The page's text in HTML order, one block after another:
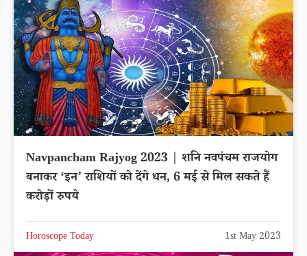
Navpancham Rajyog 2023 | शनि नवपंचम राजयोग
बनाकर ‘इन’ राशियों को देंगे धन, 6 मई से मिल सकते हैं
करोड़ों रुपये
Horoscope Today 1st May 2023